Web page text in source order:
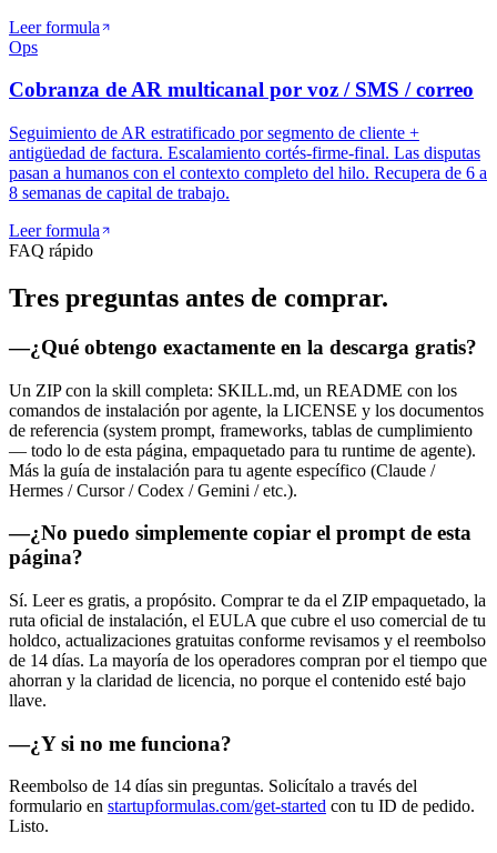
Leer formula
Ops
Cobranza de AR multicanal por voz / SMS / correo
Seguimiento de AR estratificado por segmento de cliente +
antigüedad de factura. Escalamiento cortés-firme-final. Las disputas
pasan a humanos con el contexto completo del hilo. Recupera de 6 a
8 semanas de capital de trabajo.
Leer formula
FAQ rápido
Tres preguntas antes de comprar.
—¿Qué obtengo exactamente en la descarga gratis?
Un ZIP con la skill completa: SKILL.md, un README con los
comandos de instalación por agente, la LICENSE y los documentos
de referencia (system prompt, frameworks, tablas de cumplimiento
— todo lo de esta página, empaquetado para tu runtime de agente).
Más la guía de instalación para tu agente específico (Claude /
Hermes / Cursor / Codex / Gemini / etc.).
—¿No puedo simplemente copiar el prompt de esta
página?
Sí. Leer es gratis, a propósito. Comprar te da el ZIP empaquetado, la
ruta oficial de instalación, el EULA que cubre el uso comercial de tu
holdco, actualizaciones gratuitas conforme revisamos y el reembolso
de 14 días. La mayoría de los operadores compran por el tiempo que
ahorran y la claridad de licencia, no porque el contenido esté bajo
llave.
—¿Y si no me funciona?
Reembolso de 14 días sin preguntas. Solicítalo a través del
formulario en startupformulas.com/get-started con tu ID de pedido.
Listo.